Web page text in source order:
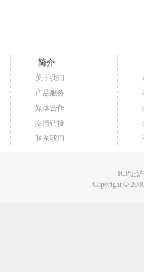
简介
关于我们
产品服务
媒体合作
友情链接
联系我们
ICP证
Copyright©